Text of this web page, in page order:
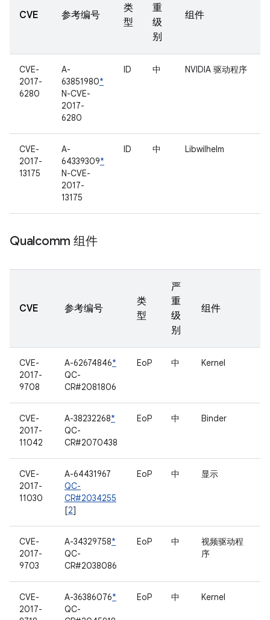
CVE 参考编号
类
型
重
级
别
组件
CVE-
2017-
6280
A-
63851980*
N-CVE-
2017-
6280
ID 中 NVIDIA 驱动程序
CVE-
2017-
13175
A-
64339309*
N-CVE-
2017-
13175
ID 中 Libwilhelm
Qualcomm 组件
CVE 参考编号
类
型
严
重
级
别
组件
CVE-
2017-
9708
A-62674846*
QC-
CR#2081806
EoP 中 Kernel
CVE-
2017-
11042
A-38232268*
QC-
CR#2070438
EoP 中 Binder
CVE-
2017-
11030
A-64431967
QC-
CR#2034255
[2]
EoP 中 显示
CVE-
2017-
9703
A-34329758*
QC-
CR#2038086
EoP 中
视频驱动程
序
CVE-
2017-
A-36386076*
QC-
EoP 中 Kernel